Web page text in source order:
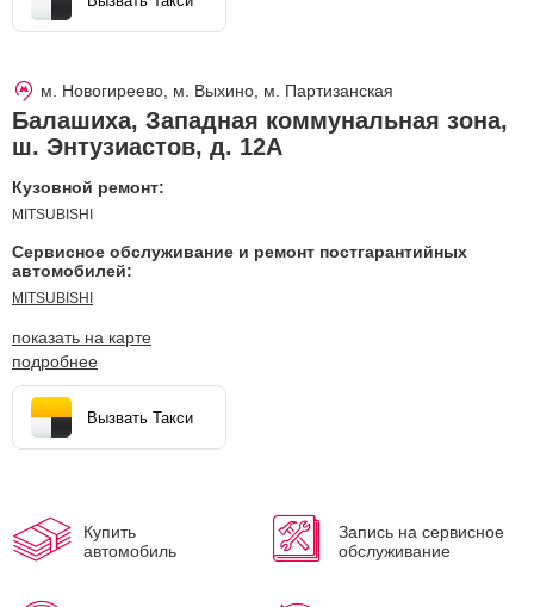
м. Новогиреево, м. Выхино, м. Партизанская
Балашиха, Западная коммунальная зона,
ш. Энтузиастов, д. 12А
Кузовной ремонт:
MITSUBISHI
Сервисное обслуживание и ремонт постгарантийных
автомобилей:
MITSUBISHI
показать на карте
подробнее
Вызвать Такси
Купить
автомобиль
Запись на сервисное
обслуживание